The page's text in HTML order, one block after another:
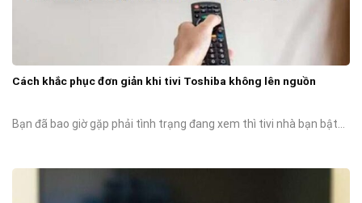
Cách khắc phục đơn giản khi tivi Toshiba không lên nguồn
Bạn đã bao giờ gặp phải tình trạng đang xem thì tivi nhà bạn bật...